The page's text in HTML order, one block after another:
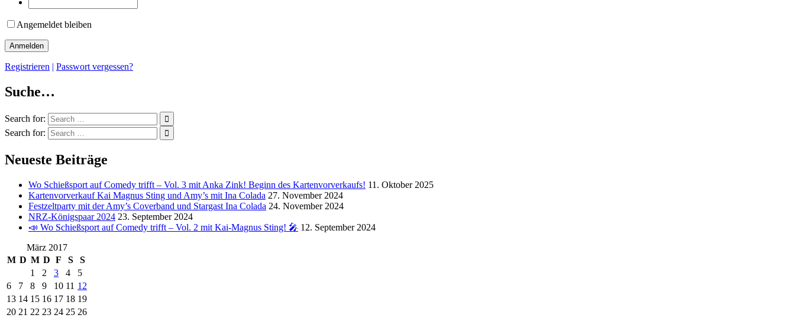
Angemeldet bleiben
Registrieren | Passwort vergessen?
Suche…
Search for:
Search for:
Neueste Beiträge
Wo Schießsport auf Comedy trifft – Vol. 3 mit Anka Zink! Beginn des Kartenvorverkaufs! 11. Oktober 2025
Kartenvorverkauf Kai Magnus Sting und Amy’s mit Ina Colada 27. November 2024
Festzeltparty mit der Amy’s Coverband und Stargast Ina Colada 24. November 2024
NRZ-Königspaar 2024 23. September 2024
📣 Wo Schießsport auf Comedy trifft – Vol. 2 mit Kai-Magnus Sting! 🎤 12. September 2024
März 2017
M D M D F S
S
1
2 3 4
5
6
7 8 9 10 11 12
13 14 15 16 17 18 19
20 21 22 23 24 25 26